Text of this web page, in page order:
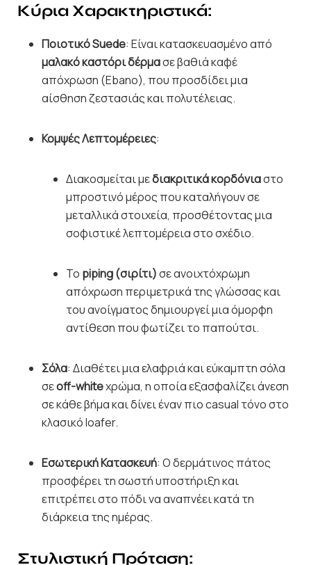
Κύρια Χαρακτηριστικά:
Ποιοτικό Suede: Είναι κατασκευασμένο από
μαλακό καστόρι δέρμασε βαθιά καφέ
απόχρωση (Ebano), που προσδίδει μια
αίσθηση ζεστασιάς και πολυτέλειας.
Κομψές Λεπτομέρειες:
Διακοσμείται μεδιακριτικά κορδόνιαστο
μπροστινό μέρος που καταλήγουν σε
μεταλλικά στοιχεία, προσθέτοντας μια
σοφιστικέ λεπτομέρεια στο σχέδιο.
Το piping (σιρίτι)σε ανοιχτόχρωμη
απόχρωση περιμετρικά της γλώσσας και
του ανοίγματος δημιουργεί μια όμορφη
αντίθεση που φωτίζει το παπούτσι.
Σόλα: Διαθέτει μια ελαφριά και εύκαμπτη σόλα
σεoff-whiteχρώμα, η οποία εξασφαλίζει άνεση
σε κάθε βήμα και δίνει έναν πιο casual τόνο στο
κλασικό loafer.
Εσωτερική Κατασκευή: Ο δερμάτινος πάτος
προσφέρει τη σωστή υποστήριξη και
επιτρέπει στο πόδι να αναπνέει κατά τη
διάρκεια της ημέρας.
Στυλιστική Πρόταση: